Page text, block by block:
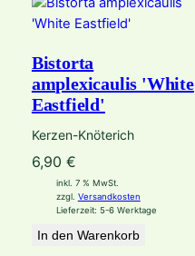
Bistorta
amplexicaulis 'White
Eastfield'
Kerzen-Knöterich
6,90 €
inkl. 7 % MwSt.
zzgl. Versandkosten
Lieferzeit: 5-6 Werktage
In den Warenkorb